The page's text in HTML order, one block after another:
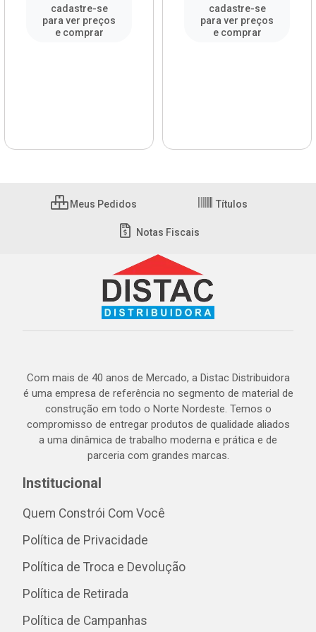
cadastre-se
para ver preços
e comprar
cadastre-se
para ver preços
e comprar
Meus Pedidos Títulos
Notas Fiscais
Com mais de 40 anos de Mercado, a Distac Distribuidora
é uma empresa de referência no segmento de material de
construção em todo o Norte Nordeste. Temos o
compromisso de entregar produtos de qualidade aliados
a uma dinâmica de trabalho moderna e prática e de
parceria com grandes marcas.
Institucional
Quem Constrói Com Você
Política de Privacidade
Política de Troca e Devolução
Política de Retirada
Política de Campanhas